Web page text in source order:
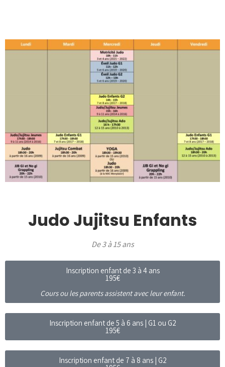
Judo Jujitsu Enfants
De 3 à 15 ans
Inscription enfant de 3 à 4 ans
195€
Cours ou les parents assistent avec leur enfant.
Inscription enfant de 5 à 6 ans | G1 ou G2
195€
Inscription enfant de 7 à 8 ans | G2